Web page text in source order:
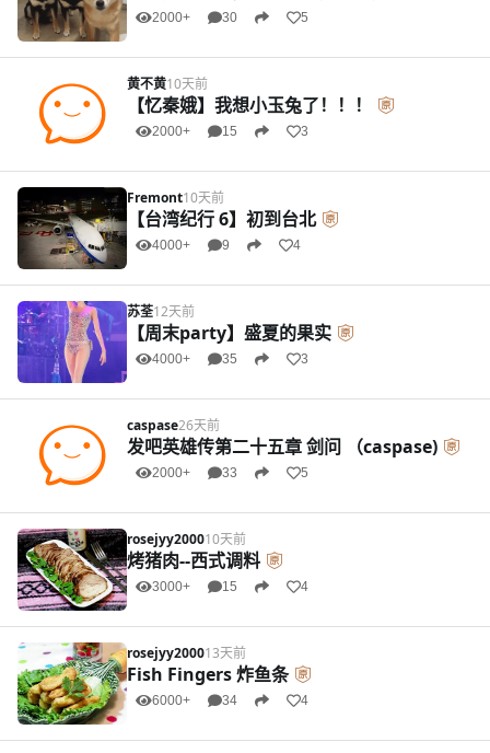
2000+ 30 5
黄不黄10天前
【忆秦娥】我想小玉兔了！！！
2000+ 15 3
Fremont10天前
【台湾纪行 6】初到台北
4000+ 9 4
苏荃12天前
【周末party】盛夏的果实
4000+ 35 3
caspase26天前
发吧英雄传第二十五章 剑问 （caspase)
2000+ 33 5
rosejyy200010天前
烤猪肉--西式调料
3000+ 15 4
rosejyy200013天前
Fish Fingers 炸鱼条
6000+ 34 4